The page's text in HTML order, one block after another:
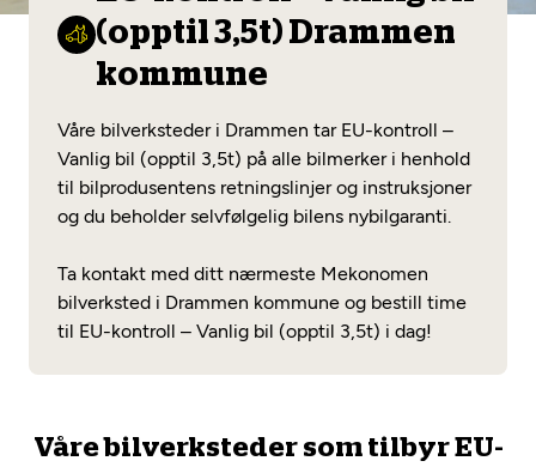
Diagnose/Feilsøking
Mekonomen Bilkonto
Les mer
Fritt verkstedvalg
Lønnsomt valg
Mobilitetsgaranti
Nybilgaranti og fabrikkgaranti
Opprett en konto
(opptil 3,5t) Drammen
kommune
Våre bilverksteder i Drammen tar EU-kontroll –
Vanlig bil (opptil 3,5t) på alle bilmerker i henhold
til bilprodusentens retningslinjer og instruksjoner
og du beholder selvfølgelig bilens nybilgaranti.
Ta kontakt med ditt nærmeste Mekonomen
bilverksted i Drammen kommune og bestill time
til EU-kontroll – Vanlig bil (opptil 3,5t) i dag!
Våre bilverksteder som tilbyr EU-